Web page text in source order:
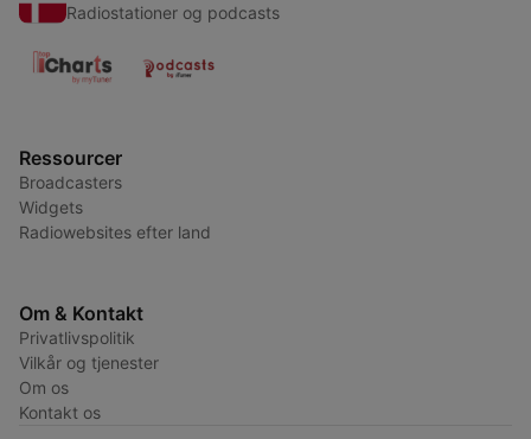
Radiostationer og podcasts
Ressourcer
Broadcasters
Widgets
Radiowebsites efter land
Om & Kontakt
Privatlivspolitik
Vilkår og tjenester
Om os
Kontakt os